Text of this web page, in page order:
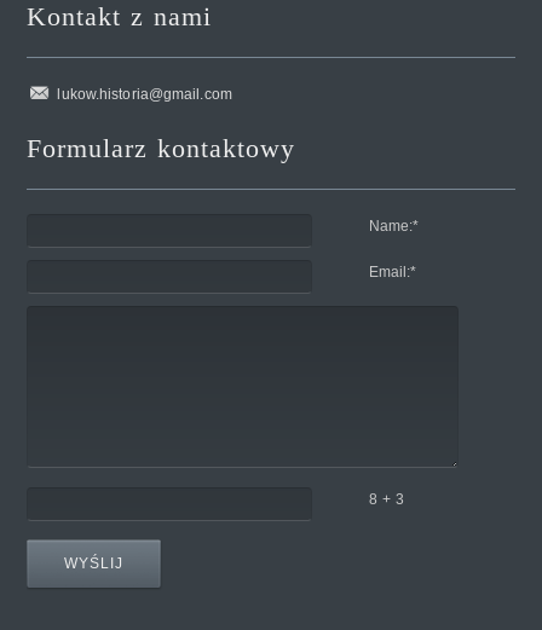
Kontakt z nami
lukow.historia@gmail.com
Formularz kontaktowy
Name:*
Email:*
8 + 3